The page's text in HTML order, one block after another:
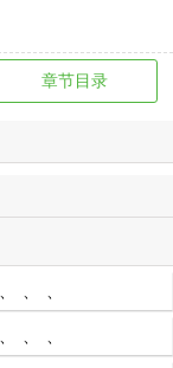
章节目录
、 、 、
、 、 、